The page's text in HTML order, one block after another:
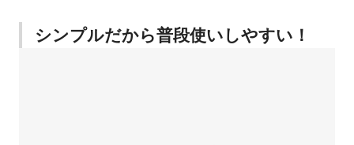
シンプルだから普段使いしやすい！